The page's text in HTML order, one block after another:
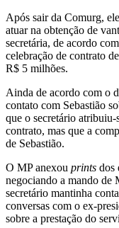
Após sair da Comurg,
atuar na obtenção de
secretária, de acordo
celebração de contrato
R$ 5 milhões.
Ainda de acordo com o
contato com Sebastião
que o secretário
contrato, mas que a
de Sebastião.
O MP anexou prints dos
negociando a mando de
secretário mantinha
conversas com o ex-
sobre a prestação do